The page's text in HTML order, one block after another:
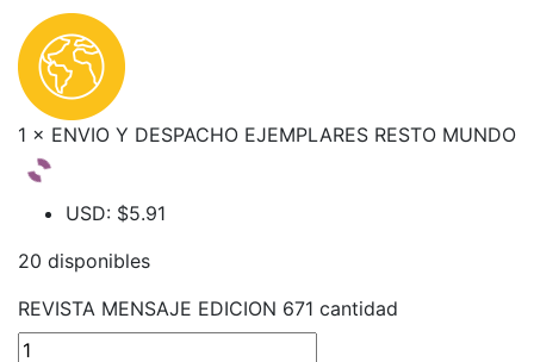
1 × ENVIO Y DESPACHO EJEMPLARES RESTO MUNDO
USD: $5.91
20 disponibles
REVISTA MENSAJE EDICION 671 cantidad